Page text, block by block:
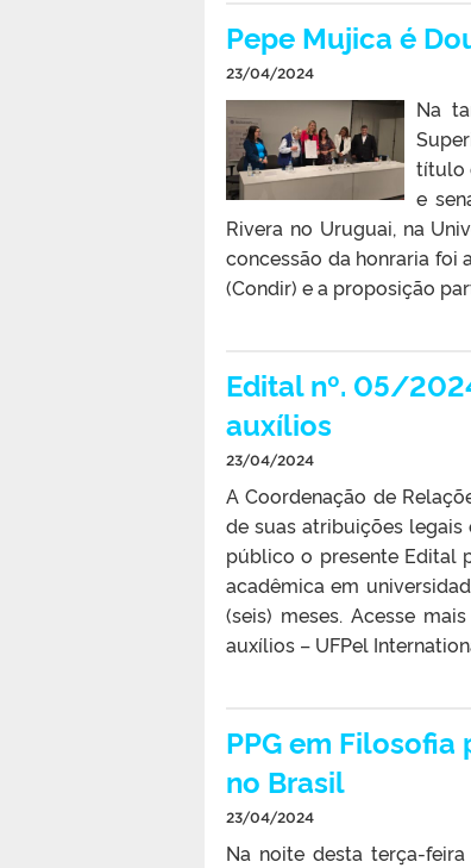
Pepe Mujica é
23/04/2024
Na
título
e
Rivera no Uruguai, na
concessão da honraria foi
(Condir) e a proposição
Edital nº. 05/
auxílios
23/04/2024
A Coordenação de
de suas atribuições
público o presente Edital
acadêmica em
(seis) meses. Acesse
auxílios – UFPel
PPG em
no Brasil
23/04/2024
Na noite desta terça-